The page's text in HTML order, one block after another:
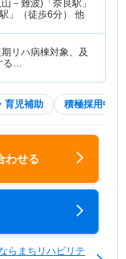
－難波)「奈良駅」
」（徒歩6分） 他
リハ病棟対象、及
る…
育児補助 積極採用中
わせる
らまちリハビリテ